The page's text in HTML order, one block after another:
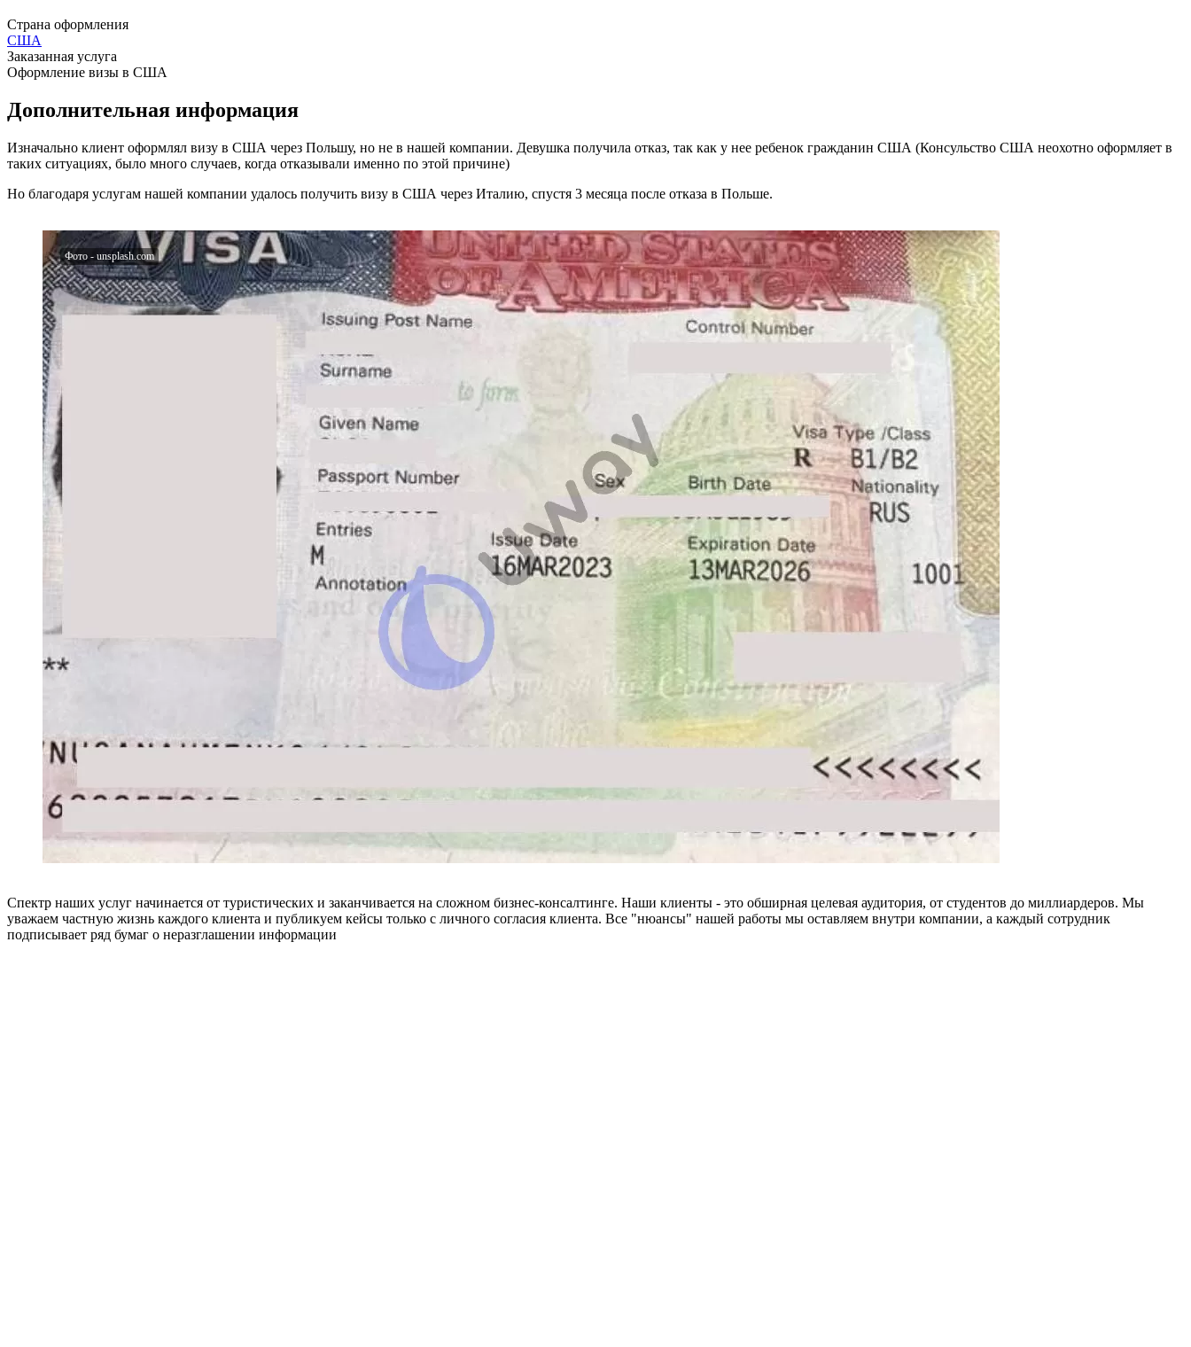
Страна оформления
США
Заказанная услуга
Оформление визы в США
Дополнительная информация
Изначально клиент оформлял визу в США через Польшу, но не в нашей компании. Девушка получила отказ, так как у нее ребенок гражданин США (Консульство США неохотно оформляет в
таких ситуациях, было много случаев, когда отказывали именно по этой причине)
Но благодаря услугам нашей компании удалось получить визу в США через Италию, спустя 3 месяца после отказа в Польше.
Спектр наших услуг начинается от туристических и заканчивается на сложном бизнес-консалтинге. Наши клиенты - это обширная целевая аудитория, от студентов до миллиардеров. Мы
уважаем частную жизнь каждого клиента и публикуем кейсы только с личного согласия клиента. Все "нюансы" нашей работы мы оставляем внутри компании, а каждый сотрудник
подписывает ряд бумаг о неразглашении информации